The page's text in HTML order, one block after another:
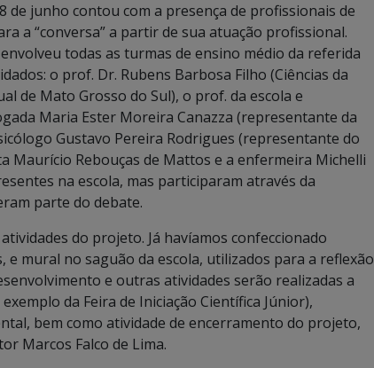
de junho contou com a presença de profissionais de
a “conversa” a partir de sua atuação profissional.
todas as turmas de ensino médio da referida
o prof. Dr. Rubens Barbosa Filho (Ciências da
de Mato Grosso do Sul), o prof. da escola e
Maria Ester Moreira Canazza (representante da
Gustavo Pereira Rodrigues (representante do
Maurício Rebouças de Mattos e a enfermeira Michelli
na escola, mas participaram através da
parte do debate.
do projeto. Já havíamos confeccionado
mural no saguão da escola, utilizados para a reflexão
e outras atividades serão realizadas a
da Feira de Iniciação Científica Júnior),
bem como atividade de encerramento do projeto,
Marcos Falco de Lima.